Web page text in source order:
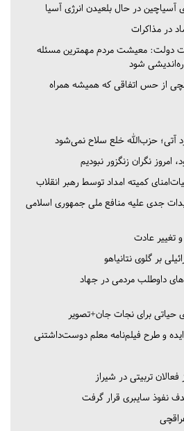
آسیاچین در حال بلعیدن انرژی آسیا
در مذاکرات
دولت: معیشت مردم مهمترین مسئله
شود
از حس اتفاقی که همیشه همراه
آتی؛ حزب‌الله خلع سلاح نمی‌شود
امروز نگران زنگزور نبودیم
کمیته امداد توسط رهبر انقلاب
جدی علیه منافع ملی جمهوری اسلامی
تغییر عادت
بر گلوی نتانیاهو
داوطلب مردمی در جهاد
حیاتی برای نجات جان+تصویر
ایده و طرح فیلم‌نامه معلم دوست‌داشتنی
تربیتی در شیراز
نفوذ سایبری قرار گرفت